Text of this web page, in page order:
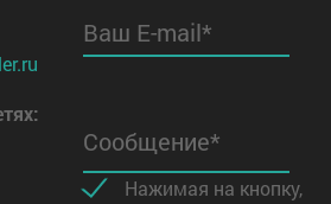
Ваш E-mail*
Сообщение*
Нажимая на кнопку,